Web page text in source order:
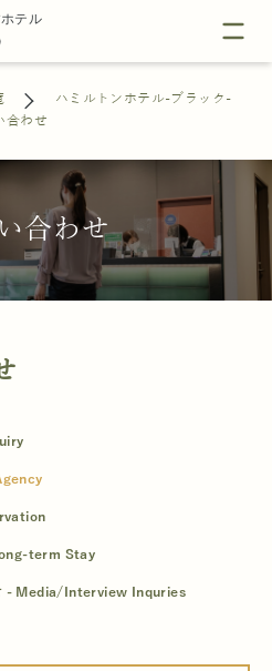
ハミルトンホテル-ブラック-
合わせ
合わせ
term Stay
- Media/Interview Inquries